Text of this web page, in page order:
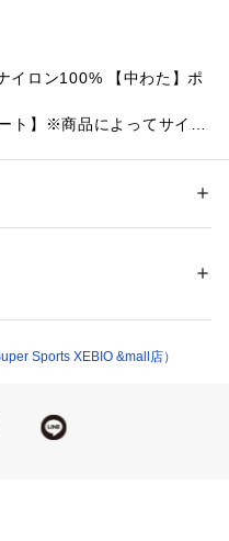
イロン100% 【中わた】ポ
ト】※商品によってサイズ
【Lサイズ】胸囲93～
幅】47.5cm 【身幅】53cm
幅】52.5cm 【身幅】63.5
Sports XEBIO &mall店）